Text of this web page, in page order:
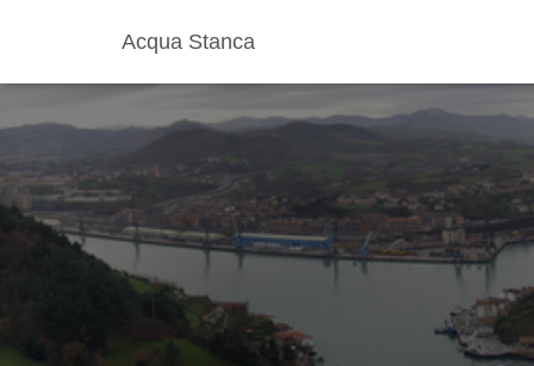
Acqua Stanca